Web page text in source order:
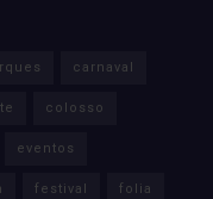
carnaval
colosso
eventos
festival folia